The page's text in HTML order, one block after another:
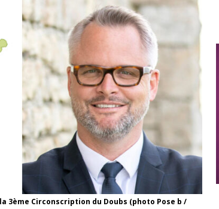
3ème Circonscription du Doubs (photo Pose b /